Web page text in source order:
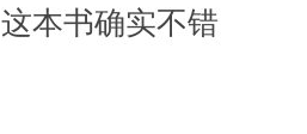
这本书确实不错